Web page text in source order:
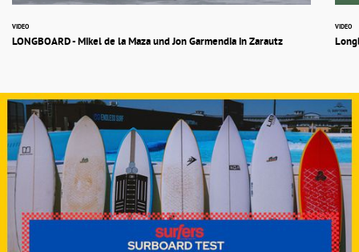
VIDEO
LONGBOARD - Mikel de la Maza und Jon Garmendia in Zarautz
VIDEO